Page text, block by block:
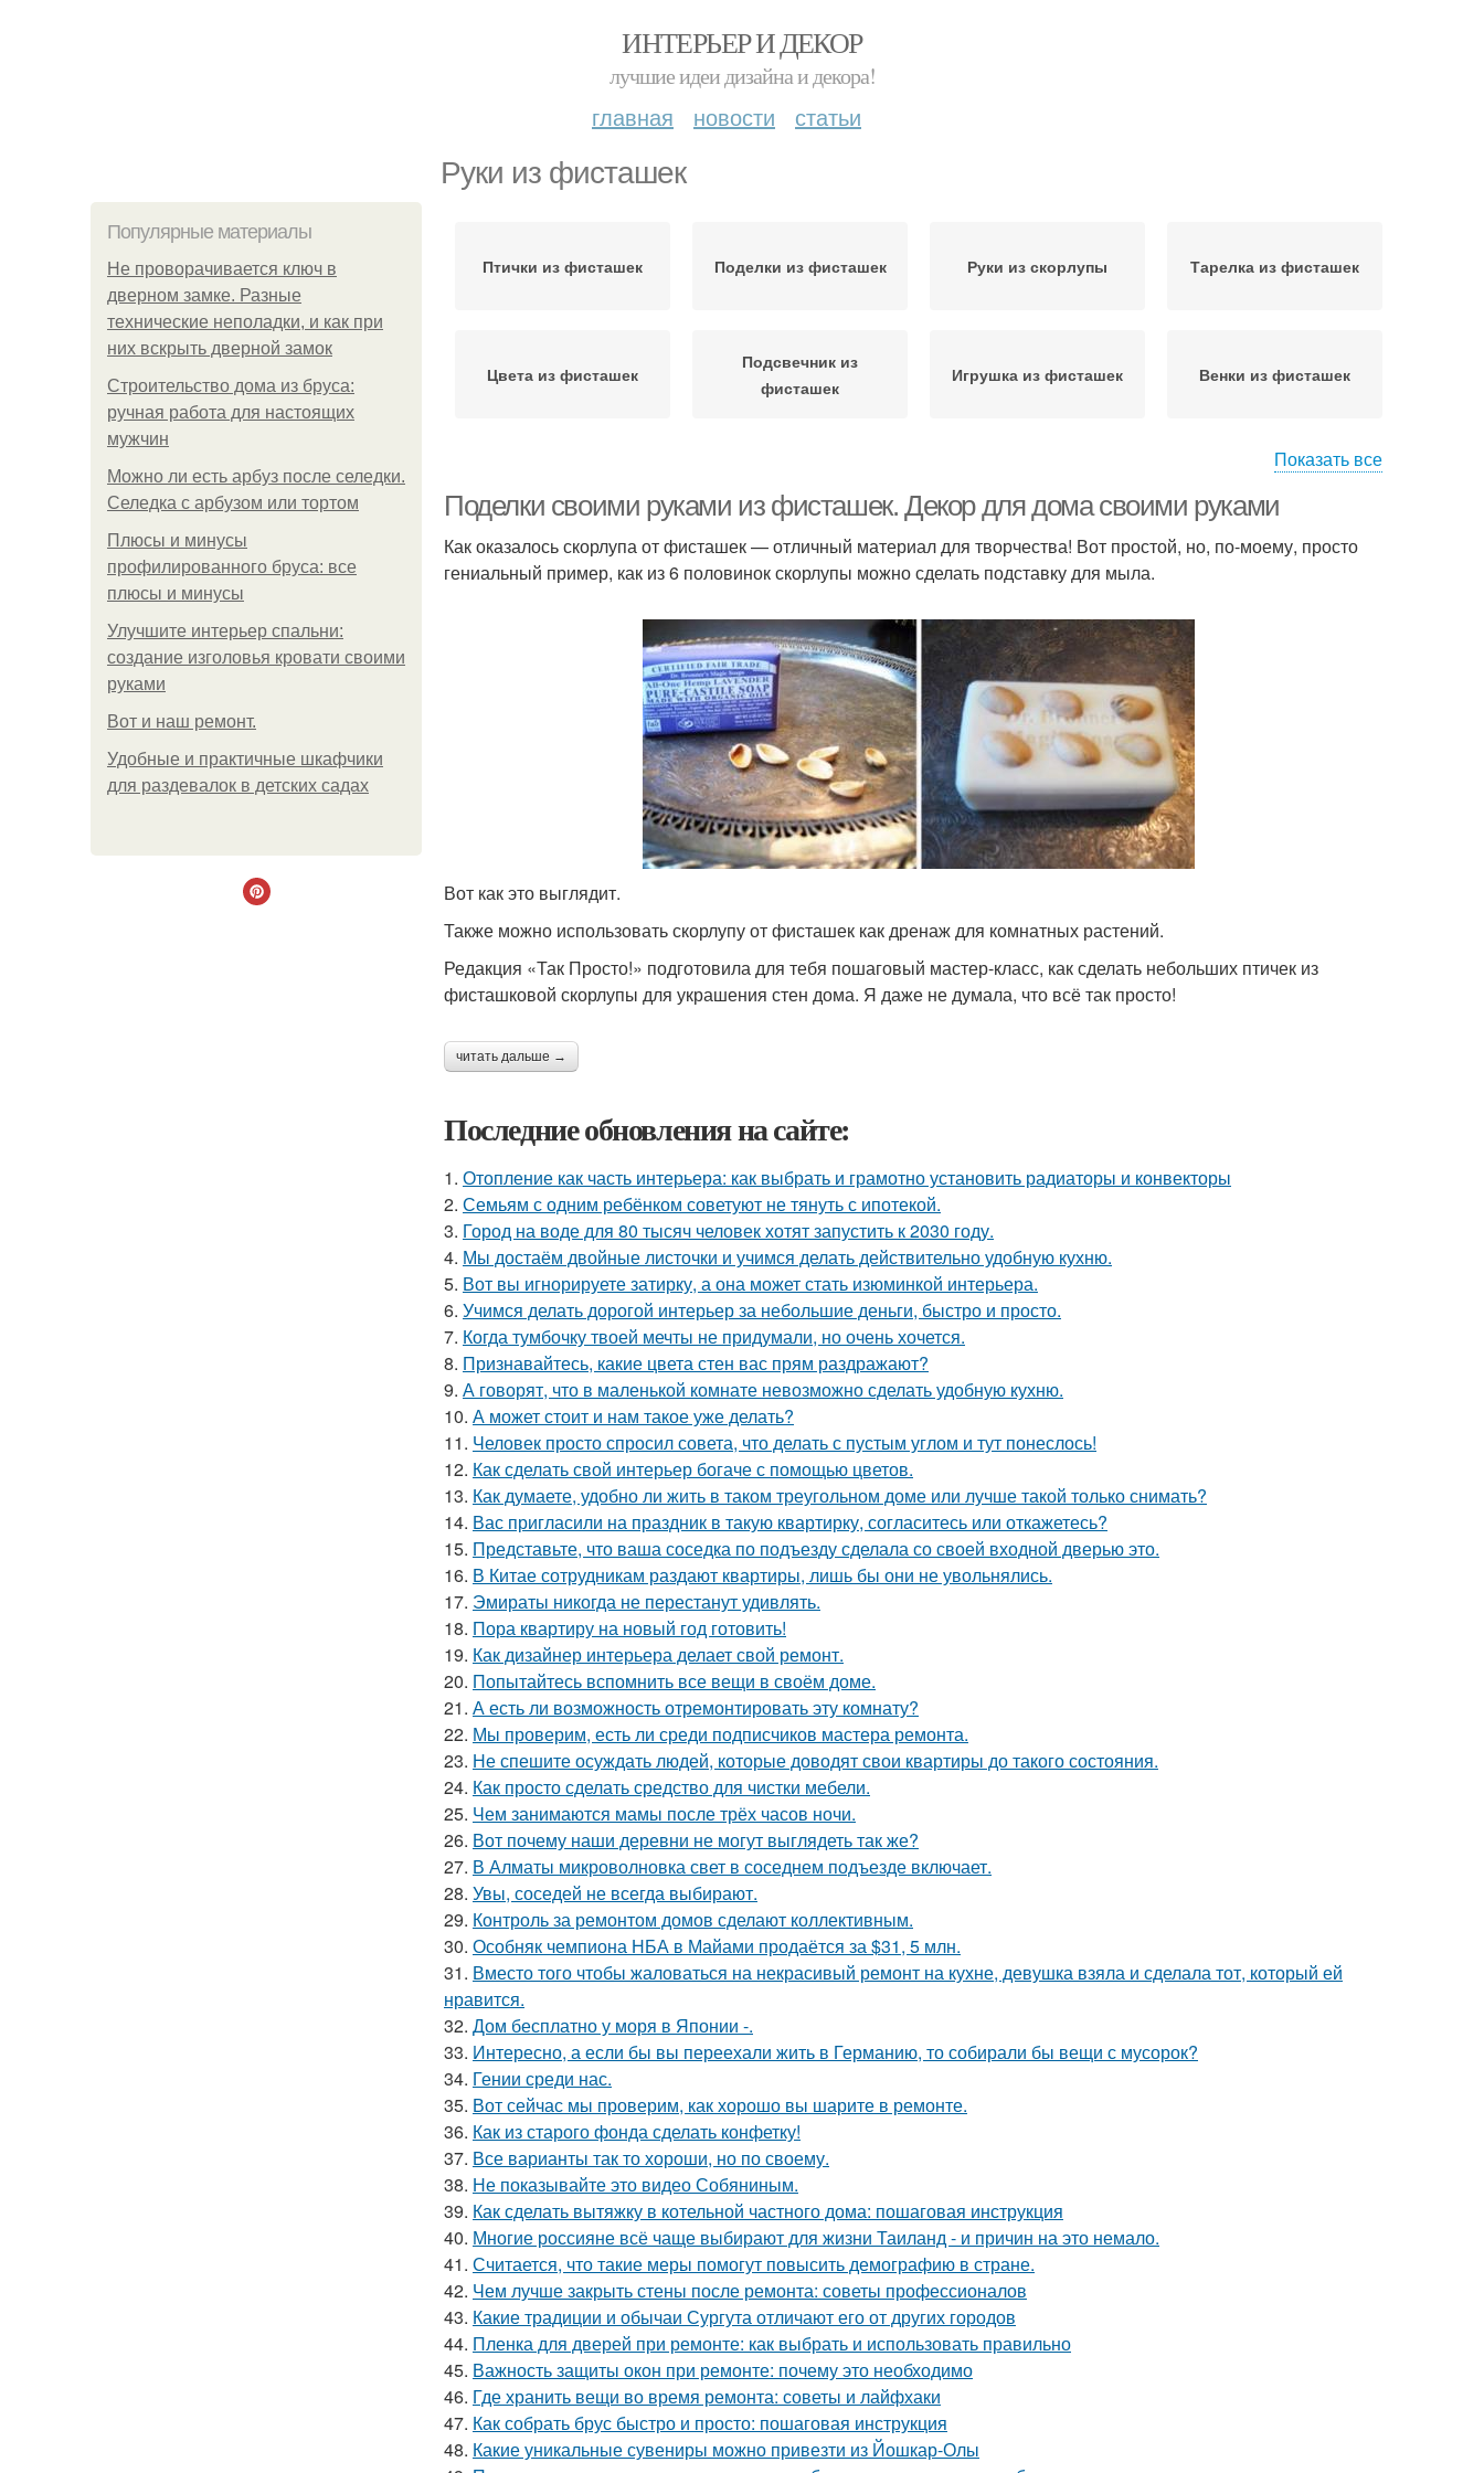
ИНТЕРЬЕР И ДЕКОР
лучшие идеи дизайна и декора!
главная новости статьи
Руки из фисташек
Популярные материалы
Не проворачивается ключ в
дверном замке. Разные
технические неполадки, и как при
них вскрыть дверной замок
Строительство дома из бруса:
ручная работа для настоящих
мужчин
Можно ли есть арбуз после селедки.
Селедка с арбузом или тортом
Плюсы и минусы
профилированного бруса: все
плюсы и минусы
Улучшите интерьер спальни:
создание изголовья кровати своими
руками
Boт и наш ремoнт.
Удобные и практичные шкафчики
для раздевалок в детских садах
Птички из фисташек Поделки из фисташек Руки из скорлупы Тарелка из фисташек
Цвета из фисташек
Подсвечник из
фисташек
Игрушка из фисташек Венки из фисташек
Показать все
Поделки своими руками из фисташек. Декор для дома своими руками
Как оказалось скорлупа от фисташек — отличный материал для творчества! Вот простой, но, по-моему, просто
гениальный пример, как из 6 половинок скорлупы можно сделать подставку для мыла.
Вот как это выглядит.
Также можно использовать скорлупу от фисташек как дренаж для комнатных растений.
Редакция «Так Просто!» подготовила для тебя пошаговый мастер-класс, как сделать небольших птичек из
фисташковой скорлупы для украшения стен дома. Я даже не думала, что всё так просто!
читать дальше →
Последние обновления на сайте:
1. Отопление как часть интерьера: как выбрать и грамотно установить радиаторы и конвекторы
2. Семьям с одним ребёнком советуют не тянуть с ипотекой.
3. Город на воде для 80 тысяч человек хотят запустить к 2030 году.
4. Мы достаём двойные листочки и учимся делать действительно удобную кухню.
5. Вот вы игнорируете затирку, а она может стать изюминкой интерьера.
6. Учимся делать дорогой интерьер за небольшие деньги, быстро и просто.
7. Когда тумбочку твоей мечты не придумали, но очень хочется.
8. Признавайтесь, какие цвета стен вас прям раздражают?
9. А говорят, что в маленькой комнате невозможно сделать удобную кухню.
10. А может стоит и нам такое уже делать?
11. Человек просто спросил совета, что делать с пустым углом и тут понеслось!
12. Как сделать свой интерьер богаче с помощью цветов.
13. Как думаете, удобно ли жить в таком треугольном доме или лучше такой только снимать?
14. Вас пригласили на праздник в такую квартирку, согласитесь или откажетесь?
15. Представьте, что ваша соседка по подъезду сделала со своей входной дверью это.
16. В Китае сотрудникам раздают квартиры, лишь бы они не увольнялись.
17. Эмираты никогда не перестанут удивлять.
18. Пора квартиру на новый год готовить!
19. Как дизайнер интерьера делает свой ремонт.
20. Попытайтесь вспомнить все вещи в своём доме.
21. А есть ли возможность отремонтировать эту комнату?
22. Мы проверим, есть ли среди подписчиков мастера ремонта.
23. Не спешите осуждать людей, которые доводят свои квартиры до такого состояния.
24. Как просто сделать средство для чистки мебели.
25. Чем занимаются мамы после трёх часов ночи.
26. Вот почему наши деревни не могут выглядеть так же?
27. В Алматы микроволновка свет в соседнем подъезде включает.
28. Увы, соседей не всегда выбирают.
29. Контроль за ремонтом домов сделают коллективным.
30. Особняк чемпиона НБА в Майами продаётся за $31, 5 млн.
31. Вместо того чтобы жаловаться на некрасивый ремонт на кухне, девушка взяла и сделала тот, который ей
нравится.
32. Дом бесплатно у моря в Японии -.
33. Интересно, а если бы вы переехали жить в Германию, то собирали бы вещи с мусорок?
34. Гении среди нас.
35. Вот сейчас мы проверим, как хорошо вы шарите в ремонте.
36. Как из старого фонда сделать конфетку!
37. Все варианты так то хороши, но по своему.
38. Не показывайте это видео Собяниным.
39. Как сделать вытяжку в котельной частного дома: пошаговая инструкция
40. Многие россияне всё чаще выбирают для жизни Таиланд - и причин на это немало.
41. Считается, что такие меры помогут повысить демографию в стране.
42. Чем лучше закрыть стены после ремонта: советы профессионалов
43. Какие традиции и обычаи Сургута отличают его от других городов
44. Пленка для дверей при ремонте: как выбрать и использовать правильно
45. Важность защиты окон при ремонте: почему это необходимо
46. Где хранить вещи во время ремонта: советы и лайфхаки
47. Как собрать брус быстро и просто: пошаговая инструкция
48. Какие уникальные сувениры можно привезти из Йошкар-Олы